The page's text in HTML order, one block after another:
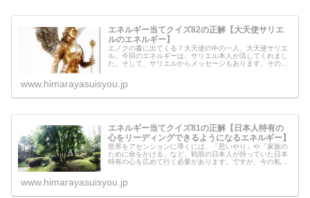
エネルギー当てクイズ82の正解【大天使サリエ
ルのエネルギー】
エノクの書に出てくる７大天使の中の一人、大天使サリエ
ル。今回のエネルギーは、サリエル本人が流してくれまし
た。そして、サリエルからメッセージもあります。その内
www.himarayasuisyou.jp
エネルギー当てクイズ81の正解【日本人特有の
心をリーディングできるようになるエネルギー】
世界をアセンションに導くには、「思いやり」や「家族の
ために命をかける」など、戦前の日本人が持っていた日本
特有の心を広めて行く必要があります。ですが、今の私達
www.himarayasuisyou.jp